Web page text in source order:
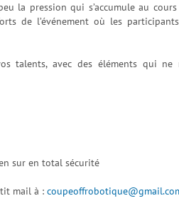
la pression qui s’accumule au
de l’événement où les
talents, avec des éléments qui ne
sur en total sécurité
mail à :